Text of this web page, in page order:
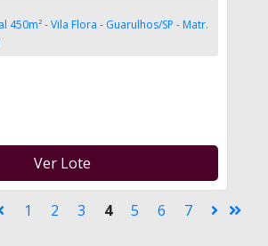
450m² - Vila Flora - Guarulhos/SP - Matr.
Ver Lote
1 2 3 4 5 6 7